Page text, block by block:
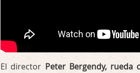
El director Peter Bergendy,